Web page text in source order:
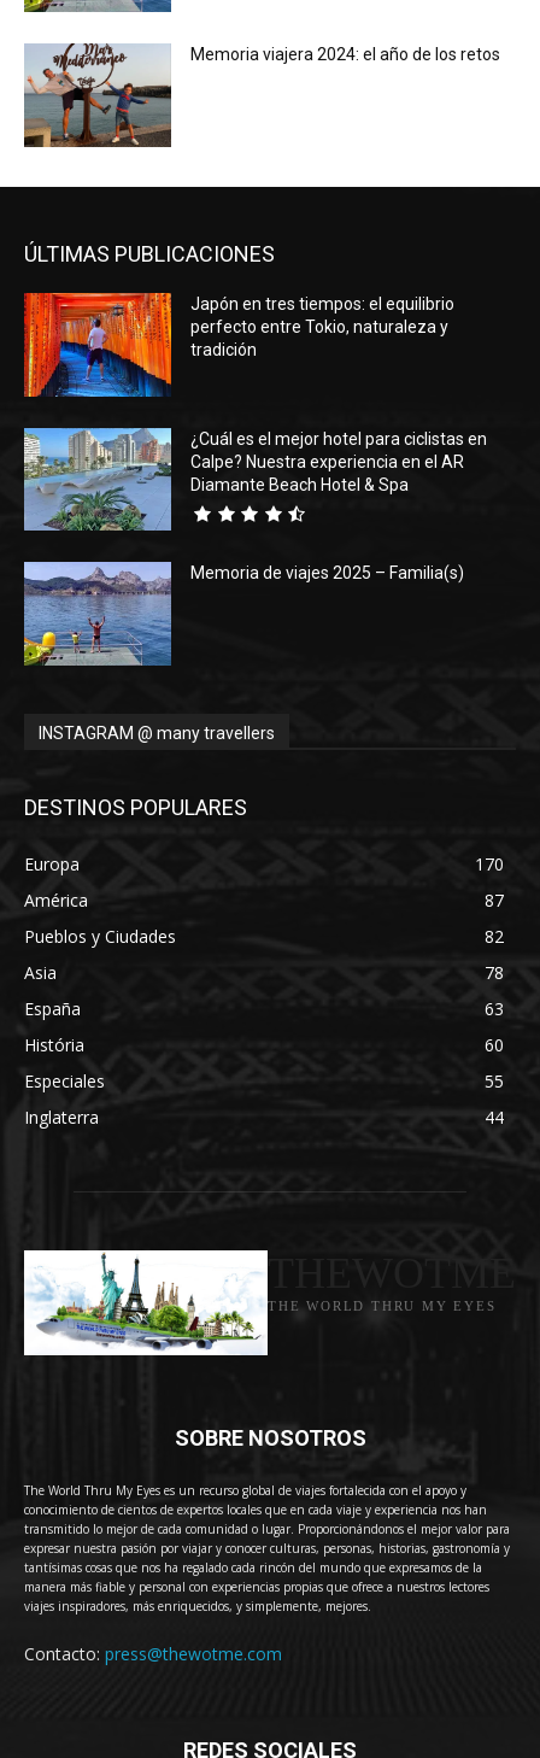
Memoria viajera 2024: el año de los retos
ÚLTIMAS PUBLICACIONES
Japón en tres tiempos: el equilibrio
perfecto entre Tokio, naturaleza y
tradición
¿Cuál es el mejor hotel para ciclistas en
Calpe? Nuestra experiencia en el AR
Diamante Beach Hotel & Spa
Memoria de viajes 2025 – Familia(s)
INSTAGRAM @ many travellers
DESTINOS POPULARES
Europa
170
América
87
Pueblos y Ciudades
82
Asia
78
España
63
História
60
Especiales
55
Inglaterra
44
THE WORLD THRU MY EYES
SOBRE NOSOTROS
The World Thru My Eyes es un recurso global de viajes fortalecida con el apoyo y
conocimiento de cientos de expertos locales que en cada viaje y experiencia nos han
transmitido lo mejor de cada comunidad o lugar. Proporcionándonos el mejor valor para
expresar nuestra pasión por viajar y conocer culturas, personas, historias, gastronomía y
tantísimas cosas que nos ha regalado cada rincón del mundo que expresamos de la
manera más fiable y personal con experiencias propias que ofrece a nuestros lectores
viajes inspiradores, más enriquecidos, y simplemente, mejores.
Contacto: press@thewotme.com
REDES SOCIALES